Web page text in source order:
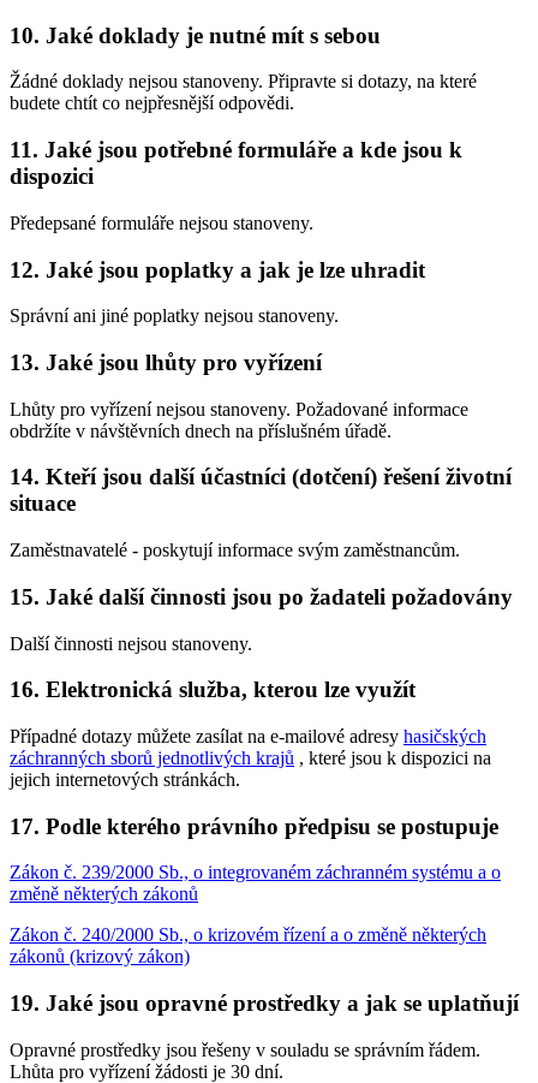
10. Jaké doklady je nutné mít s sebou
Žádné doklady nejsou stanoveny. Připravte si dotazy, na které
budete chtít co nejpřesnější odpovědi.
11. Jaké jsou potřebné formuláře a kde jsou k
dispozici
Předepsané formuláře nejsou stanoveny.
12. Jaké jsou poplatky a jak je lze uhradit
Správní ani jiné poplatky nejsou stanoveny.
13. Jaké jsou lhůty pro vyřízení
Lhůty pro vyřízení nejsou stanoveny. Požadované informace
obdržíte v návštěvních dnech na příslušném úřadě.
14. Kteří jsou další účastníci (dotčení) řešení životní
situace
Zaměstnavatelé - poskytují informace svým zaměstnancům.
15. Jaké další činnosti jsou po žadateli požadovány
Další činnosti nejsou stanoveny.
16. Elektronická služba, kterou lze využít
Případné dotazy můžete zasílat na e-mailové adresy hasičských
záchranných sborů jednotlivých krajů , které jsou k dispozici na
jejich internetových stránkách.
17. Podle kterého právního předpisu se postupuje
Zákon č. 239/2000 Sb., o integrovaném záchranném systému a o
změně některých zákonů
Zákon č. 240/2000 Sb., o krizovém řízení a o změně některých
zákonů (krizový zákon)
19. Jaké jsou opravné prostředky a jak se uplatňují
Opravné prostředky jsou řešeny v souladu se správním řádem.
Lhůta pro vyřízení žádosti je 30 dní.